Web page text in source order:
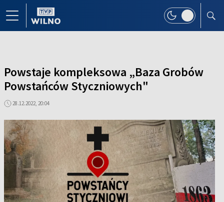
Powstaje kompleksowa „Baza Grobów
Powstańców Styczniowych"
28.12.2022, 20:04